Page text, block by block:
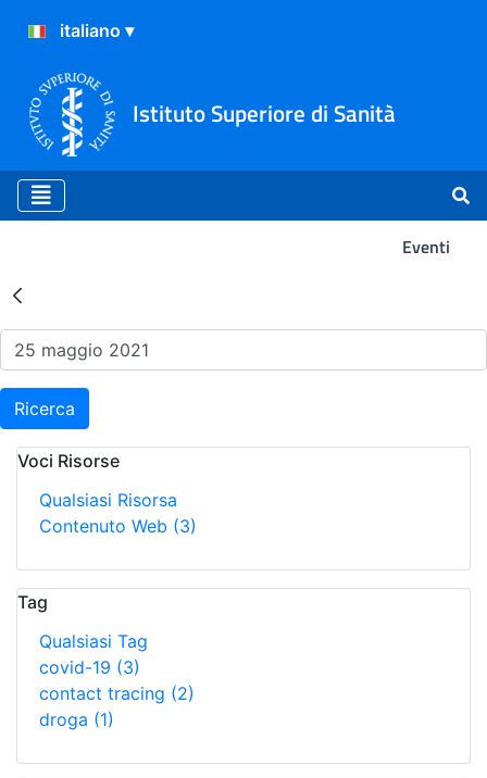
Istituto Superiore di Sanità
Eventi
Risultati della Ricerca -
Ricerca
Voci Risorse
Qualsiasi Risorsa
Contenuto Web (3)
Tag
Qualsiasi Tag
covid-19 (3)
contact tracing (2)
droga (1)